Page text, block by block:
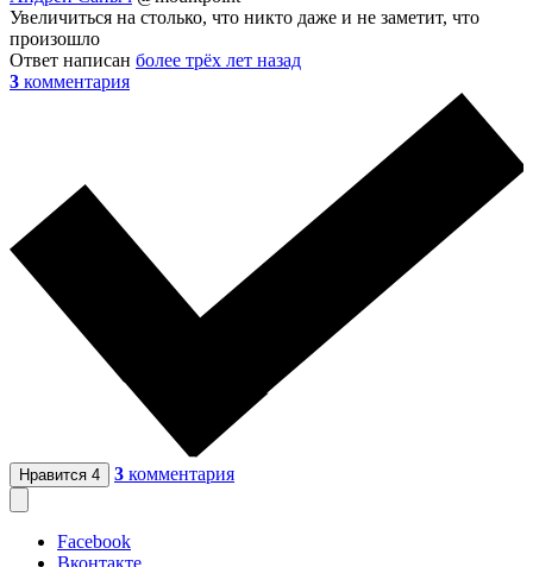
Увеличиться на столько, что никто даже и не заметит, что
произошло
Ответ написан более трёх лет назад
3 комментария
Нравится 4 3 комментария
Facebook